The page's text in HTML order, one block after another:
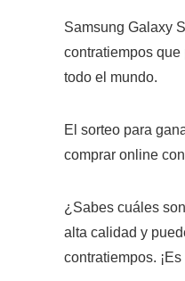
Samsung Galaxy
contratiempos
todo el mundo.
El sorteo para
comprar online
¿Sabes cuáles
alta calidad y
contratiempos.